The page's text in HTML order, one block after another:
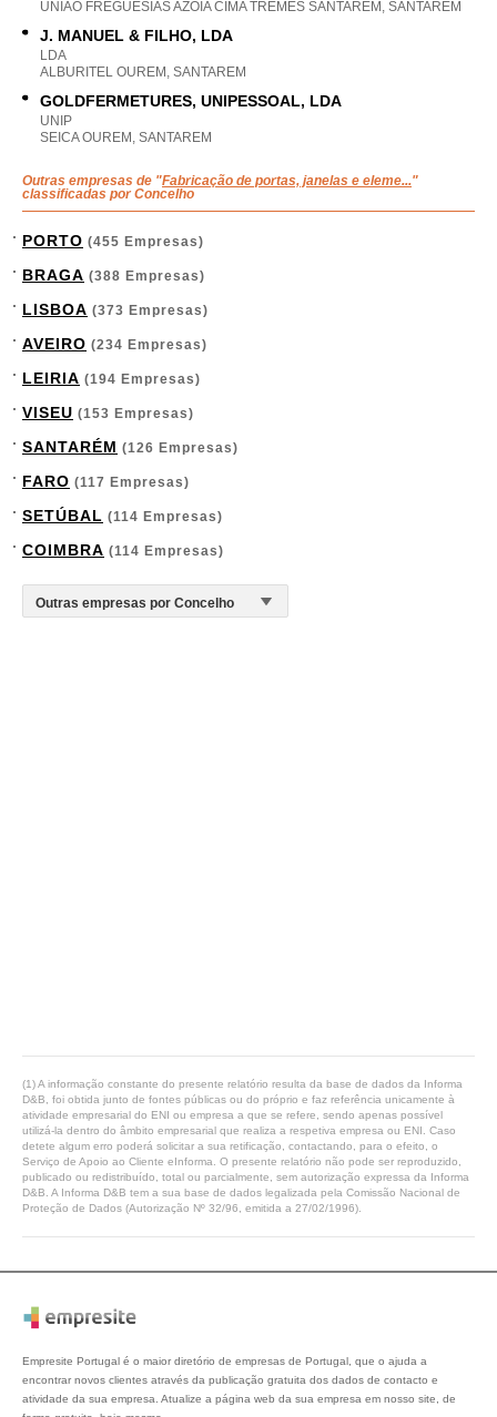
UNIAO FREGUESIAS AZOIA CIMA TREMES SANTAREM, SANTAREM
J. MANUEL & FILHO, LDA
LDA
ALBURITEL OUREM, SANTAREM
GOLDFERMETURES, UNIPESSOAL, LDA
UNIP
SEICA OUREM, SANTAREM
Outras empresas de "Fabricação de portas, janelas e eleme..."
classificadas por Concelho
PORTO (455 Empresas)
BRAGA (388 Empresas)
LISBOA (373 Empresas)
AVEIRO (234 Empresas)
LEIRIA (194 Empresas)
VISEU (153 Empresas)
SANTARÉM (126 Empresas)
FARO (117 Empresas)
SETÚBAL (114 Empresas)
COIMBRA (114 Empresas)
(1) A informação constante do presente relatório resulta da base de dados da Informa
D&B, foi obtida junto de fontes públicas ou do próprio e faz referência unicamente à
atividade empresarial do ENI ou empresa a que se refere, sendo apenas possível
utilizá-la dentro do âmbito empresarial que realiza a respetiva empresa ou ENI. Caso
detete algum erro poderá solicitar a sua retificação, contactando, para o efeito, o
Serviço de Apoio ao Cliente eInforma. O presente relatório não pode ser reproduzido,
publicado ou redistribuído, total ou parcialmente, sem autorização expressa da Informa
D&B. A Informa D&B tem a sua base de dados legalizada pela Comissão Nacional de
Proteção de Dados (Autorização Nº 32/96, emitida a 27/02/1996).
Empresite Portugal é o maior diretório de empresas de Portugal, que o ajuda a
encontrar novos clientes através da publicação gratuita dos dados de contacto e
atividade da sua empresa. Atualize a página web da sua empresa em nosso site, de